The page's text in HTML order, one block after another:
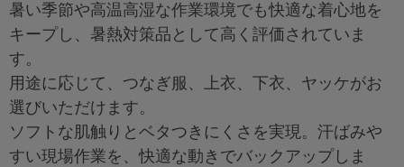
暑い季節や高温高湿な作業環境でも快適な着心地を
キープし、暑熱対策品として高く評価されていま
す。
用途に応じて、つなぎ服、上衣、下衣、ヤッケがお
選びいただけます。
ソフトな肌触りとベタつきにくさを実現。汗ばみや
すい現場作業を、快適な動きでバックアップしま